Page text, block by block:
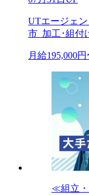
UTエージェ
市_加工･組付
月給195,000円
≪組立